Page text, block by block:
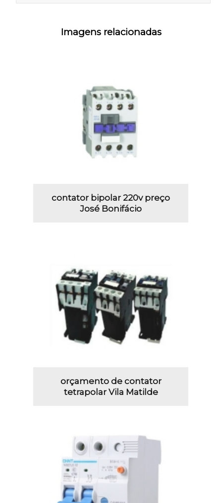
Imagens relacionadas
contator bipolar 220v preço
José Bonifácio
orçamento de contator
tetrapolar Vila Matilde